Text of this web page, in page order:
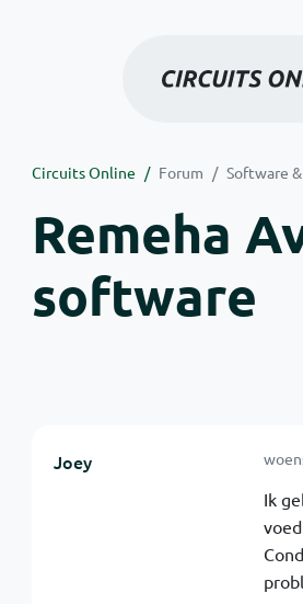
Circuits Online Forum Software
Remeha
software
Joey
Ik